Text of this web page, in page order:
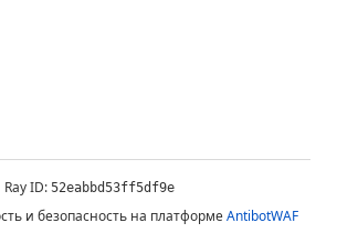
Ray ID: 52eabbd53ff5df9e
и безопасность на платформеAntibotWAF